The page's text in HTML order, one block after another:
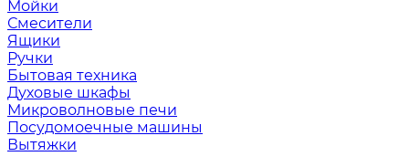
Мойки
Смесители
Ящики
Ручки
Бытовая техника
Духовые шкафы
Микроволновые печи
Посудомоечные машины
Вытяжки